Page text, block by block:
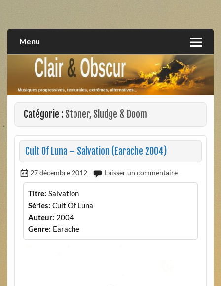
extrêmes, alternatives, texturales
Menu
Catégorie : Stoner, Sludge & Doom
Cult Of Luna – Salvation (Earache 2004)
27 décembre 2012 Laisser un commentaire
Titre: Salvation
Séries: Cult Of Luna
Auteur: 2004
Genre: Earache